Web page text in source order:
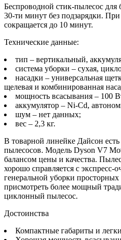
Беспроводной стик-пылесос для
30-ти минут без подзарядки.
сокращается до 10 минут.
Технические данные:
тип – вертикальный,
система уборки – сухая,
насадки – универсальная
щелевая и комбинированная
мощность всасывания – 100
аккумулятор – Ni-Cd,
шум – нет данных;
вес – 2,3 кг.
В товарной линейке Дайсон
пылесосов. Модель Dyson V7
балансом цены и качества.
хорошо справляется с экспресс-
генеральной уборки
присмотреть более мощный
циклонный пылесос.
Достоинства
Компактные габариты и